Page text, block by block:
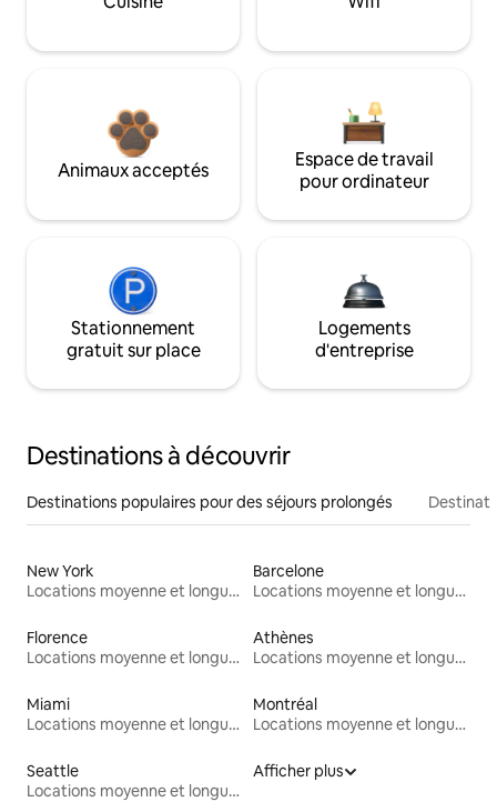
Animaux acceptés
Espace de travail
pour ordinateur
Stationnement
gratuit sur place
Logements
d'entreprise
Destinations à découvrir
Destinations populaires pour des séjours prolongés
New York
Locations moyenne et longue durée
Barcelone
Locations moyenne et longue durée
Florence
Locations moyenne et longue durée
Athènes
Locations moyenne et longue durée
Miami
Locations moyenne et longue durée
Montréal
Locations moyenne et longue durée
Seattle
Locations moyenne et longue durée
Afficher plus